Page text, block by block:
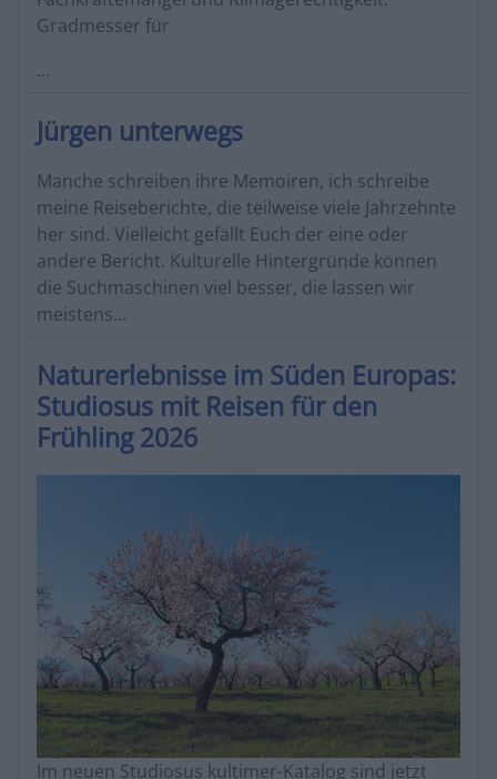
Gradmesser für
...
Jürgen unterwegs
Manche schreiben ihre Memoiren, ich schreibe
meine Reiseberichte, die teilweise viele Jahrzehnte
her sind. Vielleicht gefällt Euch der eine oder
andere Bericht. Kulturelle Hintergründe können
die Suchmaschinen viel besser, die lassen wir
meistens...
Naturerlebnisse im Süden Europas:
Studiosus mit Reisen für den
Frühling 2026
Im neuen Studiosus kultimer-Katalog sind jetzt